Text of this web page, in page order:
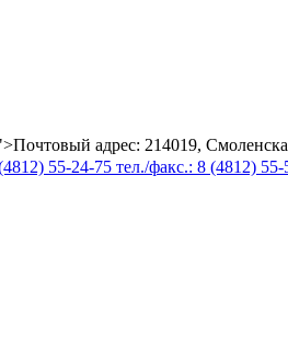
адрес: 214019,
55-24-75 тел./факс.: 8 (4812)